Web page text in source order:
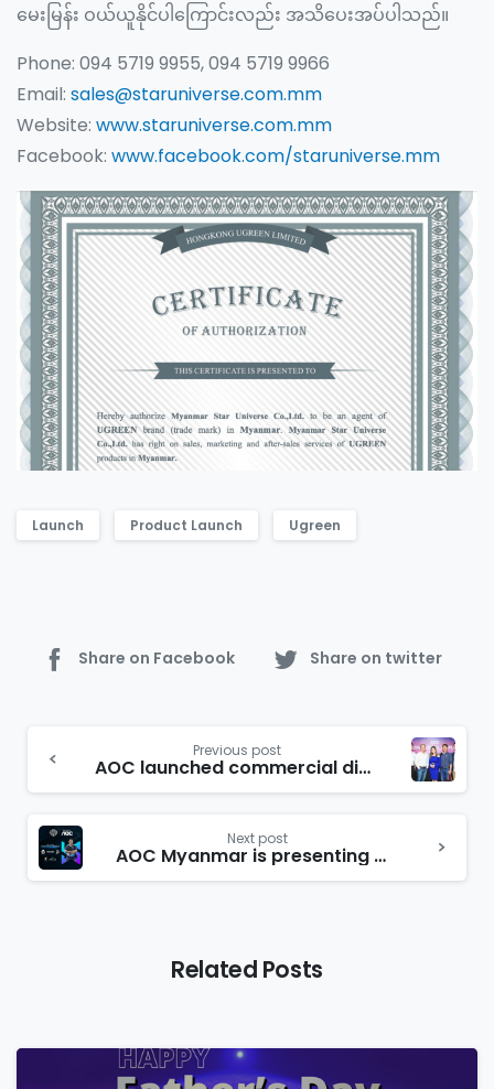
မေးမြန်း ဝယ်ယူနိုင်ပါကြောင်းလည်း အသိပေးအပ်ပါသည်။
Phone: 094 5719 9955, 094 5719 9966
Email: sales@staruniverse.com.mm
Website: www.staruniverse.com.mm
Facebook: www.facebook.com/staruniverse.mm
Launch Product Launch Ugreen
Share on Facebook Share on twitter
Previous post
AOC launched commercial display in Myanmar
Next post
AOC Myanmar is presenting main sponsor for Vibrant Dota 2 league
Related Posts